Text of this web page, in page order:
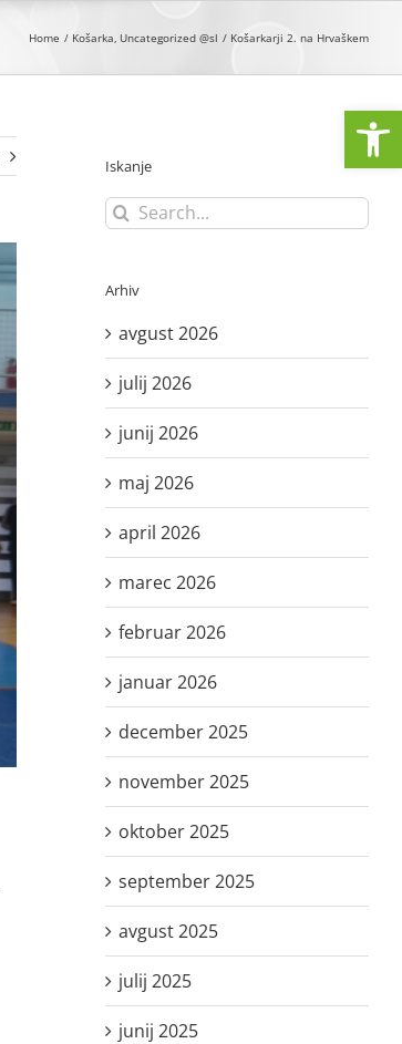
Home Košarka Uncategorized @sl Košarkarji 2. na Hrvaškem
Iskanje
Search
for:
Arhiv
avgust 2026
julij 2026
junij 2026
maj 2026
april 2026
marec 2026
februar 2026
januar 2026
december 2025
november 2025
oktober 2025
september 2025
avgust 2025
julij 2025
junij 2025